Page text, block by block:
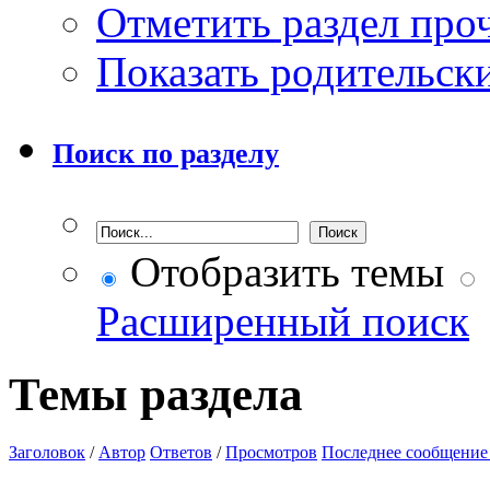
Отметить раздел
Показать
Поиск по разделу
Отобразить темы
Расширенный поиск
Темы раздела
Заголовок / Автор Ответов /Просмотров Последнее сообщение